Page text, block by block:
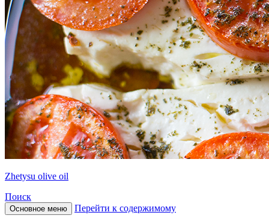
Zhetysu olive oil
Поиск
Основное меню Перейти к содержимому